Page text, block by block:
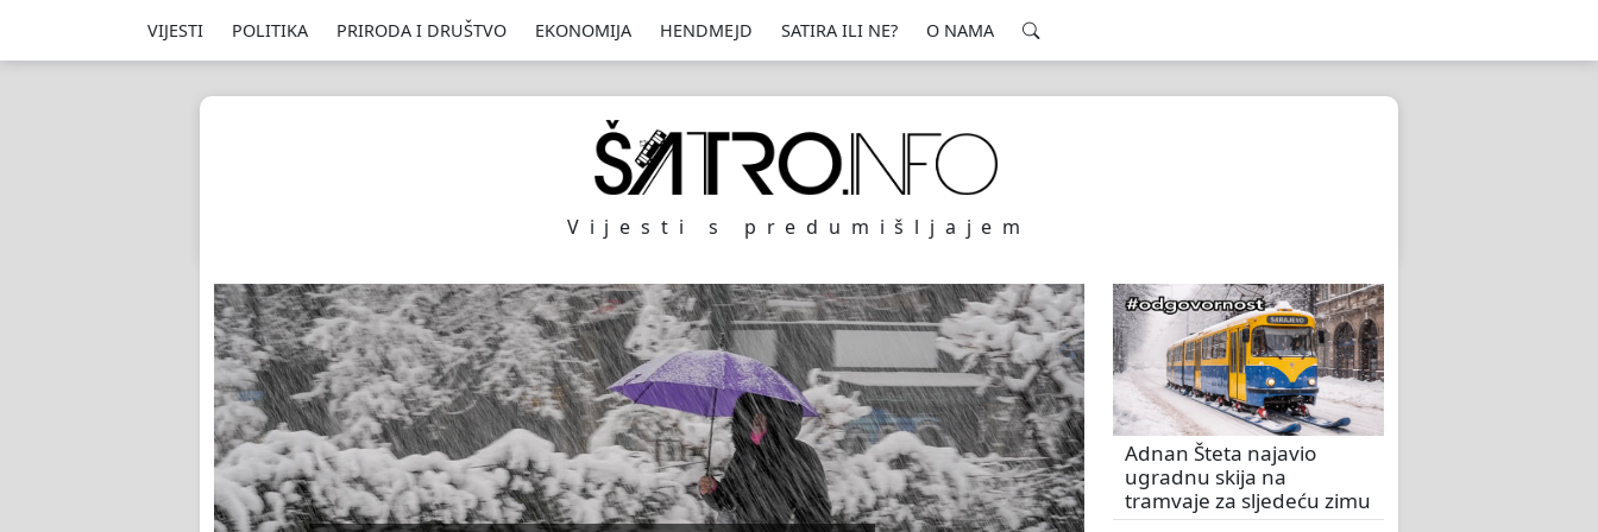
VIJESTI POLITIKA PRIRODA I DRUŠTVO EKONOMIJA HENDMEJD SATIRA ILI NE? O NAMA
Vijesti s predumišljajem
Adnan Šteta najavio
ugradnu skija na
tramvaje za sljedeću zimu